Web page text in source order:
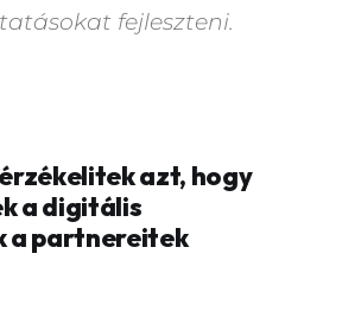
fejleszteni.
azt, hogy
a digitális
a partnereitek